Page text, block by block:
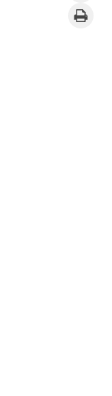
Print this Page